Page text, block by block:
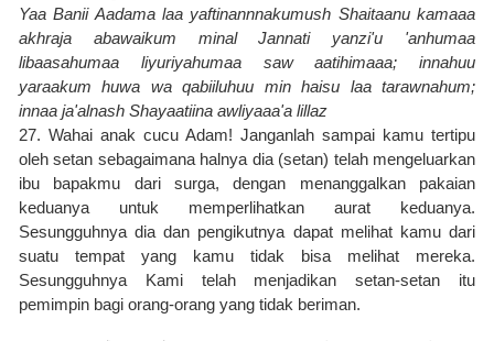
Yaa Banii Aadama laa yaftinannnakumush Shaitaanu kamaaa
akhraja abawaikum minal Jannati yanzi'u 'anhumaa
libaasahumaa liyuriyahumaa saw aatihimaaa; innahuu
yaraakum huwa wa qabiiluhuu min haisu laa tarawnahum;
innaa ja'alnash Shayaatiina awliyaaa'a lillaz
27. Wahai anak cucu Adam! Janganlah sampai kamu tertipu
oleh setan sebagaimana halnya dia (setan) telah mengeluarkan
ibu bapakmu dari surga, dengan menanggalkan pakaian
keduanya untuk memperlihatkan aurat keduanya.
Sesungguhnya dia dan pengikutnya dapat melihat kamu dari
suatu tempat yang kamu tidak bisa melihat mereka.
Sesungguhnya Kami telah menjadikan setan-setan itu
pemimpin bagi orang-orang yang tidak beriman.